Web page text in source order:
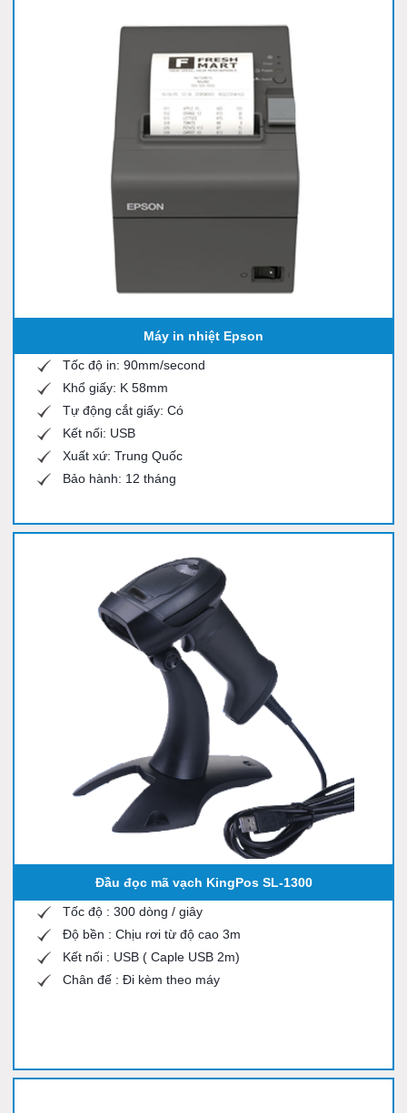
Máy in nhiệt Epson
Tốc độ in: 90mm/second
Khổ giấy: K 58mm
Tự động cắt giấy: Có
Kết nối: USB
Xuất xứ: Trung Quốc
Bảo hành: 12 tháng
Đầu đọc mã vạch KingPos SL-1300
Tốc độ : 300 dòng / giây
Độ bền : Chịu rơi từ độ cao 3m
Kết nối : USB ( Caple USB 2m)
Chân đế : Đi kèm theo máy